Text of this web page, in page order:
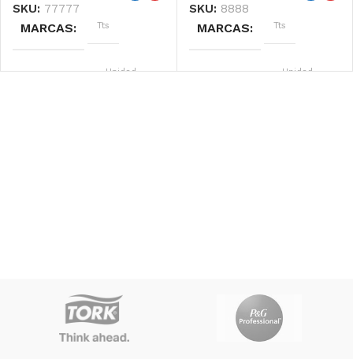
SKU: 77777
MARCAS Tts
FORMATO Unidad
SKU: 8888
MARCAS Tts
FORMATO Unidad